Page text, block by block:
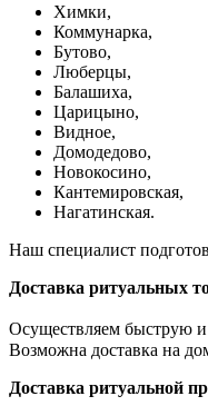
Химки,
Коммунарка,
Бутово,
Люберцы,
Балашиха,
Царицыно,
Видное,
Домодедово,
Новокосино,
Кантемировская,
Нагатинская.
Наш специалист
Доставка ритуальных
Осуществляем быструю и
Возможна доставка на
Доставка ритуальной